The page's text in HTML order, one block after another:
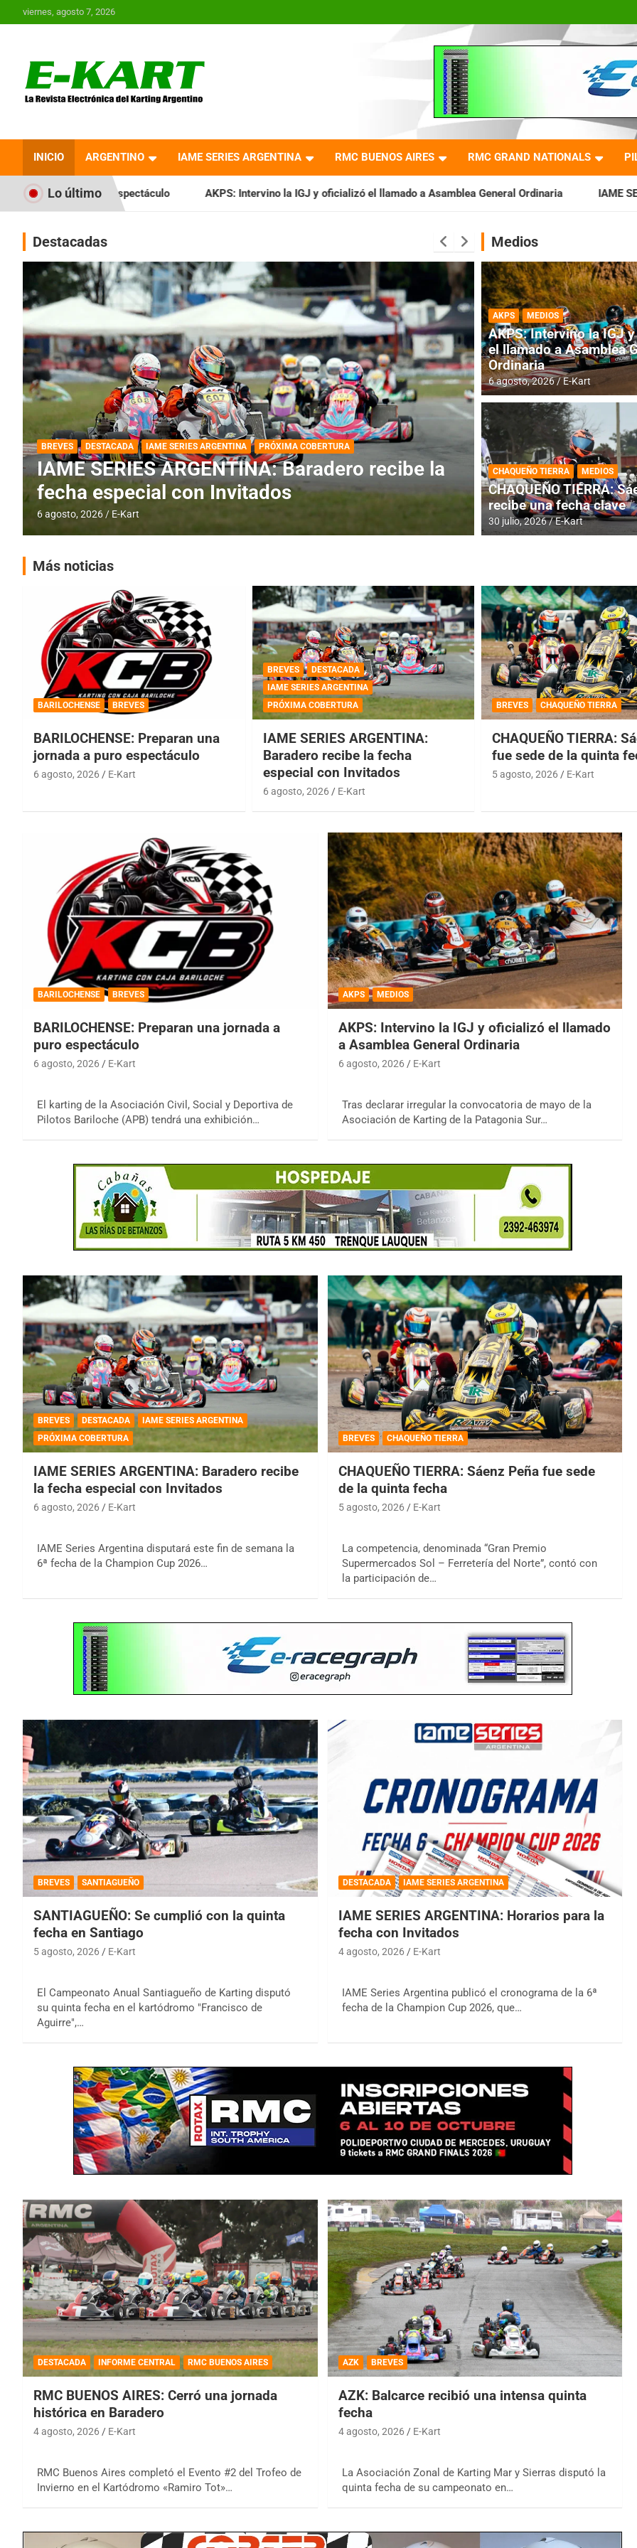
al
viernes, agosto 7, 2026
Revista Electrónica del
Karting en Argentina
INICIO ARGENTINO IAME SERIES ARGENTINA RMC BUENOS AIRES RMC GRAND NATIONALS
Lo últimoAKPS: Intervino la IGJ y oficializó el llamado a Asamblea General Ordinaria IAME SERIES ARGENTINA:
Destacadas
DESTACADA IAME SERIES ARGENTINA
IAME SERIES ARGENTINA: Horarios para la
fecha con Invitados
4 agosto, 2026 E-Kart
DESTACADA INFORME CENTRAL
RMC BUENOS
histórica en
4 agosto, 2026 E-Kart
Medios
AKPS MEDIOS
AKPS: Intervino la IGJ
el llamado a Asamblea
Ordinaria
6 agosto, 2026 E-Kart
CHAQUEÑO TIERRA MEDIOS
CHAQUEÑO TIERRA:
recibe una fecha clave
30 julio, 2026 E-Kart
Más noticias
BARILOCHENSE BREVES
BARILOCHENSE: Preparan una
jornada a puro espectáculo
6 agosto, 2026 E-Kart
BREVES
DESTACADA
IAME SERIES ARGENTINA
PRÓXIMA COBERTURA
IAME SERIES ARGENTINA:
Baradero recibe la fecha
especial con Invitados
6 agosto, 2026 E-Kart
BREVES CHAQUEÑO TIERRA
CHAQUEÑO TIERRA:
fue sede de la quinta
5 agosto, 2026 E-Kart
BARILOCHENSE BREVES
BARILOCHENSE: Preparan una jornada a
puro espectáculo
6 agosto, 2026 E-Kart
El karting de la Asociación Civil, Social y Deportiva de
Pilotos Bariloche (APB) tendrá una exhibición…
AKPS MEDIOS
AKPS: Intervino la IGJ y oficializó el llamado
a Asamblea General Ordinaria
6 agosto, 2026 E-Kart
Tras declarar irregular la convocatoria de mayo de la
Asociación de Karting de la Patagonia Sur…
BREVES DESTACADA
IAME SERIES ARGENTINA
PRÓXIMA COBERTURA
IAME SERIES ARGENTINA: Baradero recibe
la fecha especial con Invitados
6 agosto, 2026 E-Kart
IAME Series Argentina disputará este fin de semana la
6ª fecha de la Champion Cup 2026…
BREVES CHAQUEÑO TIERRA
CHAQUEÑO TIERRA: Sáenz Peña fue sede
de la quinta fecha
5 agosto, 2026 E-Kart
La competencia, denominada “Gran Premio
Supermercados Sol – Ferretería del Norte”, contó con
la participación de…
BREVES SANTIAGUEÑO
SANTIAGUEÑO: Se cumplió con la quinta
fecha en Santiago
5 agosto, 2026 E-Kart
El Campeonato Anual Santiagueño de Karting disputó
su quinta fecha en el kartódromo "Francisco de
Aguirre",…
DESTACADA IAME SERIES ARGENTINA
IAME SERIES ARGENTINA: Horarios para la
fecha con Invitados
4 agosto, 2026 E-Kart
IAME Series Argentina publicó el cronograma de la 6ª
fecha de la Champion Cup 2026, que…
DESTACADA INFORME CENTRAL RMC BUENOS AIRES
RMC BUENOS AIRES: Cerró una jornada
histórica en Baradero
4 agosto, 2026 E-Kart
RMC Buenos Aires completó el Evento #2 del Trofeo de
Invierno en el Kartódromo «Ramiro Tot»…
AZK BREVES
AZK: Balcarce recibió una intensa quinta
fecha
4 agosto, 2026 E-Kart
La Asociación Zonal de Karting Mar y Sierras disputó la
quinta fecha de su campeonato en…